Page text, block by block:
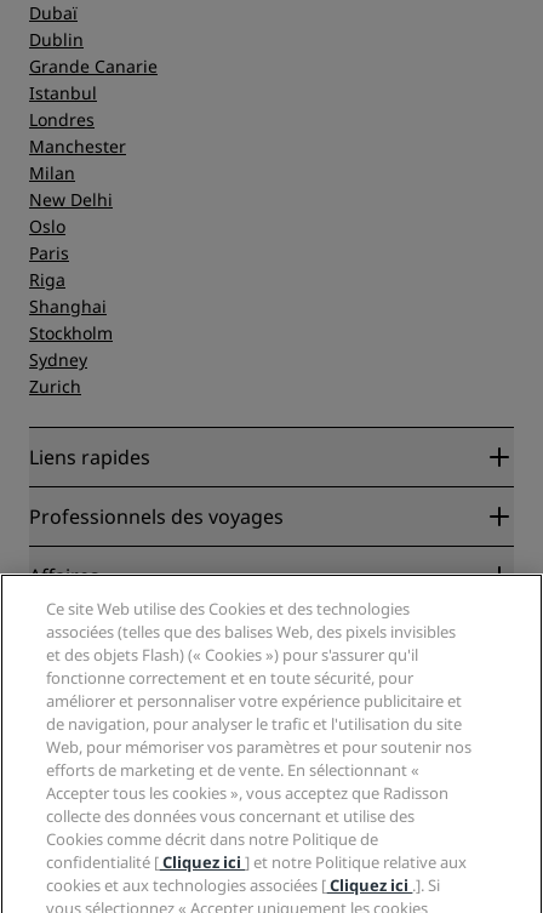
Dubaï
Dublin
Grande Canarie
Istanbul
Londres
Manchester
Milan
New Delhi
Oslo
Paris
Riga
Shanghai
Stockholm
Sydney
Zurich
Liens rapides
Radisson Rewards
Blog
Nouveaux et futurs hôtels
Application Radisson Hotels
Hôtels adaptés aux sportifs
Hôtels adaptés aux Familles
Santé et sécurité
Professionnels des voyages
Partenaires
Agents de voyages
Affaires
Radisson Hotel Group
Médias
Carrières RHG
Carrières PPHE
Carrières EHL
The Club by RHG
Opportunités de développement
Entreprise responsable
Approvisionnement
Légal
Centre de confidentialité
Mentions légales
Conditions générales Radisson Rewards
Contrat d’utilisation du site
Accessibilité numérique
Déclaration sur l’esclavage moderne
Aide
Avis aux consommateurs
Contact
FAQ
Plan du site
Médias sociaux
Marques Radisson Hotels
Ce site Web utilise des Cookies et des technologies
associées (telles que des balises Web, des pixels invisibles
et des objets Flash) (« Cookies ») pour s'assurer qu'il
fonctionne correctement et en toute sécurité, pour
améliorer et personnaliser votre expérience publicitaire et
de navigation, pour analyser le trafic et l'utilisation du site
Web, pour mémoriser vos paramètres et pour soutenir nos
efforts de marketing et de vente. En sélectionnant «
Accepter tous les cookies », vous acceptez que Radisson
collecte des données vous concernant et utilise des
Cookies comme décrit dans notre Politique de
confidentialité [Cliquez ici] et notre Politique relative aux
cookies et aux technologies associées [Cliquez ici .]. Si
vous sélectionnez « Accepter uniquement les cookies